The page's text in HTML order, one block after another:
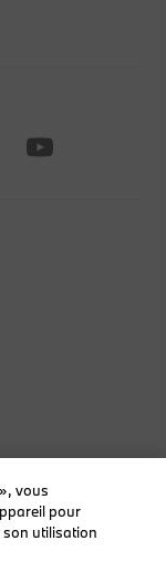
vous
pour
utilisation